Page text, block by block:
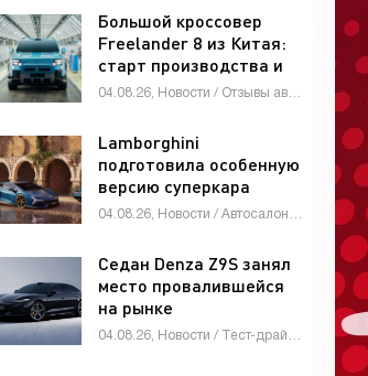
Большой кроссовер
Freelander 8 из Китая:
старт производства и
глобальные амбиции -
Lamborghini
подготовила особенную
версию суперкара
Revuelto -
Седан Denza Z9S занял
место провалившейся
на рынке
четырехдверки Denza